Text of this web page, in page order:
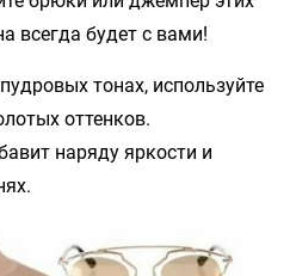
всегда будет с вами!
тонах, используйте
оттенков.
наряду яркости и